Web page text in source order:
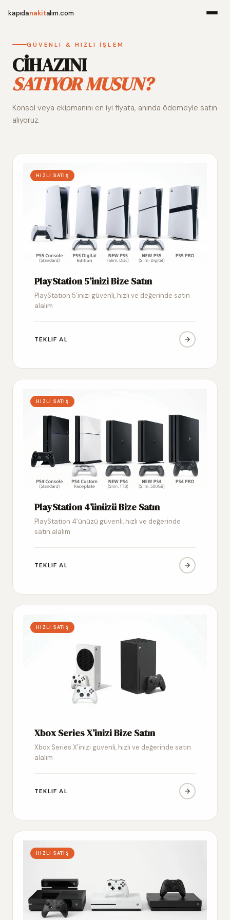
kapıdanakitalım.com
Alım
GÜVENLI & HIZLI İŞLEM
CİHAZINI
SATIYOR MUSUN?
Konsol veya ekipmanını en iyi fiyata, anında ödemeyle satın
alıyoruz.
HIZLI SATIŞ
PlayStation 5’inizi Bize Satın
PlayStation 5’inizi güvenli, hızlı ve değerinde satın
alalım
TEKLIF AL
HIZLI SATIŞ
PlayStation 4’ünüzü Bize Satın
PlayStation 4’ünüzü güvenli, hızlı ve değerinde
satın alalım
TEKLIF AL
HIZLI SATIŞ
Xbox Series X’inizi Bize Satın
Xbox Series X’inizi güvenli, hızlı ve değerinde satın
alalım
TEKLIF AL
HIZLI SATIŞ